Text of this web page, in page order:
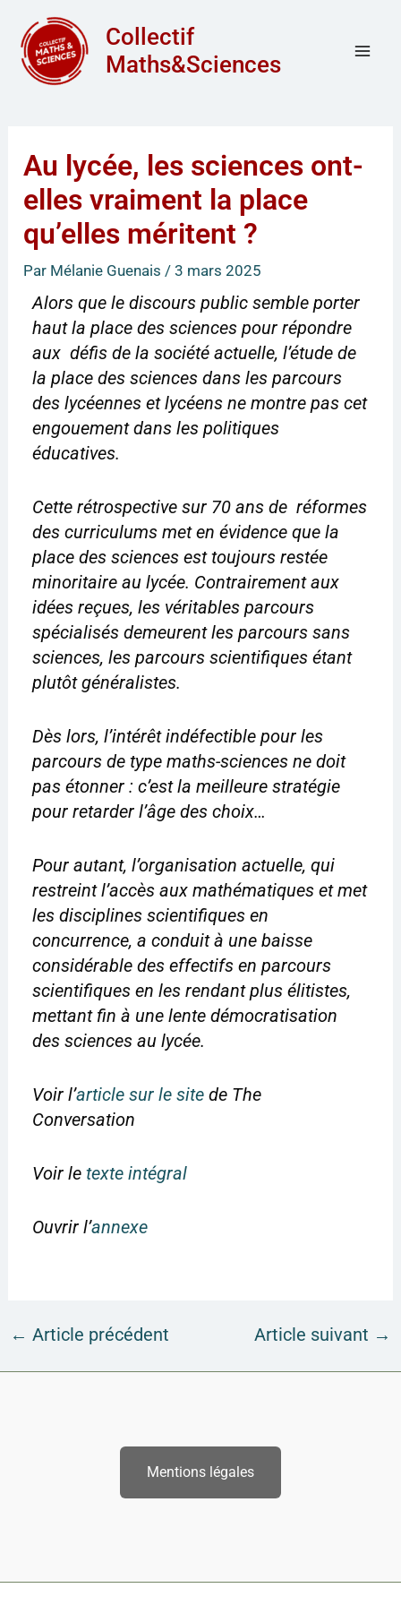
contenu
Collectif
Maths&Sciences
Au lycée, les sciences ont-
elles vraiment la place
qu’elles méritent ?
Par Mélanie Guenais/3 mars 2025
Alors que le discours public semble porter
haut la place des sciences pour répondre
aux défis de la société actuelle, l’étude de
la place des sciences dans les parcours
des lycéennes et lycéens ne montre pas cet
engouement dans les politiques
éducatives.
Cette rétrospective sur 70 ans de réformes
des curriculums met en évidence que la
place des sciences est toujours restée
minoritaire au lycée. Contrairement aux
idées reçues, les véritables parcours
spécialisés demeurent les parcours sans
sciences, les parcours scientifiques étant
plutôt généralistes.
Dès lors, l’intérêt indéfectible pour les
parcours de type maths-sciences ne doit
pas étonner : c’est la meilleure stratégie
pour retarder l’âge des choix…
Pour autant, l’organisation actuelle, qui
restreint l’accès aux mathématiques et met
les disciplines scientifiques en
concurrence, a conduit à une baisse
considérable des effectifs en parcours
scientifiques en les rendant plus élitistes,
mettant fin à une lente démocratisation
des sciences au lycée.
Voir l’article sur le site de The
Conversation
Voir le texte intégral
Ouvrir l’annexe
← Article précédent Article suivant →
Mentions légales